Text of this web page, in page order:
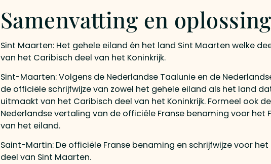
Samenvatting en oplossing
Sint Maarten: Het gehele eiland én het land Sint Maarten welke
van het Caribisch deel van het Koninkrijk.
Sint-Maarten: Volgens de Nederlandse Taalunie en de
de officiële schrijfwijze van zowel het gehele eiland als het land
uitmaakt van het Caribisch deel van het Koninkrijk. Formeel ook de
Nederlandse vertaling van de officiële Franse benaming voor het
van het eiland.
Saint-Martin: De officiële Franse benaming en schrijfwijze voor het
deel van Sint Maarten.